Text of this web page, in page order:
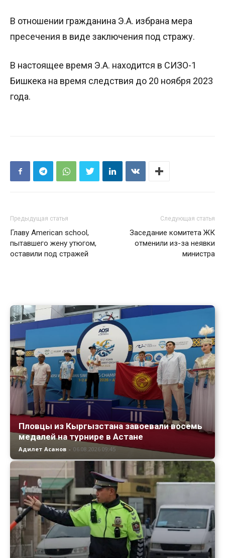
В отношении гражданина Э.А. избрана мера
пресечения в виде заключения под стражу.
В настоящее время Э.А. находится в СИЗО-1
Бишкека на время следствия до 20 ноября 2023
года.
Предыдущая статья
Главу American school,
пытавшего жену утюгом,
оставили под стражей
Следующая статья
Заседание комитета ЖК
отменили из-за неявки
министра
Пловцы из Кыргызстана завоевали восемь
медалей на турнире в Астане
Адилет Асанов - 06.08.2026 09:45